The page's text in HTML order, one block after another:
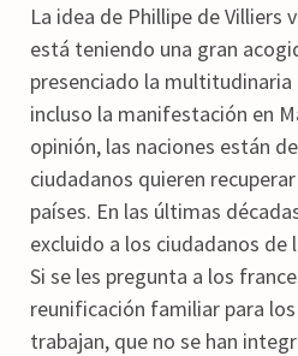
La idea de Phillipe de Villiers
está teniendo una gran
presenciado la
incluso la manifestación en
opinión, las naciones están
ciudadanos quieren
países. En las últimas
excluido a los ciudadanos de
Si se les pregunta a los
reunificación familiar para
trabajan, que no se han